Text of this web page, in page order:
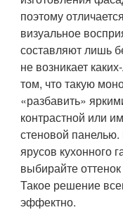
поэтому
визуальное
составляют лишь
не возникает
том, что такую
«разбавить»
контрастной или
стеновой
ярусов кухонного
выбирайте
Такое решение
эффектно.